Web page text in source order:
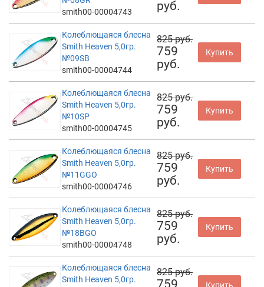
smith00-00004743
руб.
Колеблющаяся блесна
Smith Heaven 5,0гр.
№09SB
smith00-00004744
825 руб.
759
руб.
Купить
Колеблющаяся блесна
Smith Heaven 5,0гр.
№10SP
smith00-00004745
825 руб.
759
руб.
Купить
Колеблющаяся блесна
Smith Heaven 5,0гр.
№11GGO
smith00-00004746
825 руб.
759
руб.
Купить
Колеблющаяся блесна
Smith Heaven 5,0гр.
№18BGO
smith00-00004748
825 руб.
759
руб.
Купить
Колеблющаяся блесна
Smith Heaven 5,0гр.
825 руб.
759